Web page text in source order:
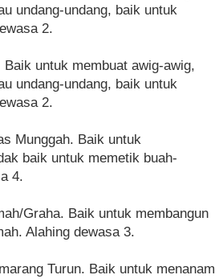
undang-undang, baik untuk
2.
untuk membuat awig-awig,
undang-undang, baik untuk
2.
Munggah. Baik untuk
baik untuk memetik buah-
4.
Graha. Baik untuk membangun
Alahing dewasa 3.
Turun. Baik untuk menanam